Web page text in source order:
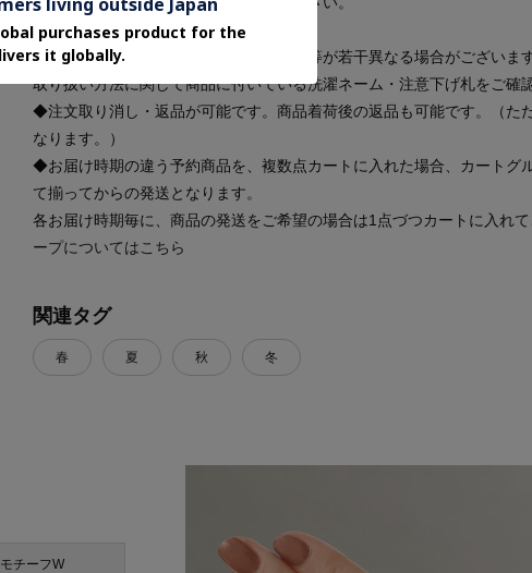
◆商品画像・商品情報について
実際の商品と仕様、加工、サイズ、素材等が若干異なる場合がございます
取り扱い方法に関して商品に付いている洗濯ネーム・注意下げ札をご確
◆注文取り消し・返品が可能です。商品着荷後の返品も可能です。（た
なります。）
◆お届け時期の違う予約商品を、複数点カートに入れた場合、カートグ
て揃ってからの発送となります。
各お届け時期毎に、商品の発送をご希望の場合は1点づつカートに入れて
ープについてはこちら
関連タグ
春 夏 秋 冬
モチーフW